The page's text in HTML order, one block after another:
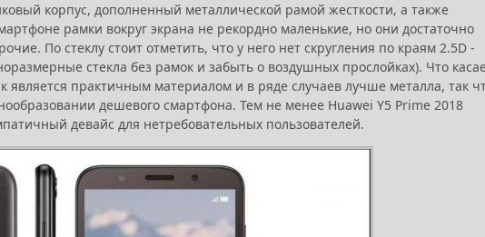
корпус, дополненный металлической рамой жесткости, а также
рамки вокруг экрана не рекордно маленькие, но они достаточно
По стеклу стоит отметить, что у него нет скругления по краям 2.5D -
стекла без рамок и забыть о воздушных прослойках). Что
является практичным материалом и в ряде случаев лучше металла, так
дешевого смартфона. Тем не менее Huawei Y5 Prime 2018
девайс для нетребовательных пользователей.